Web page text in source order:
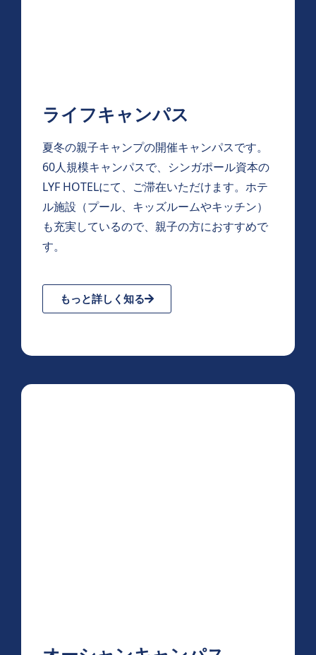
ライフキャンパス
夏冬の親子キャンプの開催キャンパスです。
60人規模キャンパスで、シンガポール資本の
LYF HOTELにて、ご滞在いただけます。ホテ
ル施設（プール、キッズルームやキッチン）
も充実しているので、親子の方におすすめで
す。
もっと詳しく知る